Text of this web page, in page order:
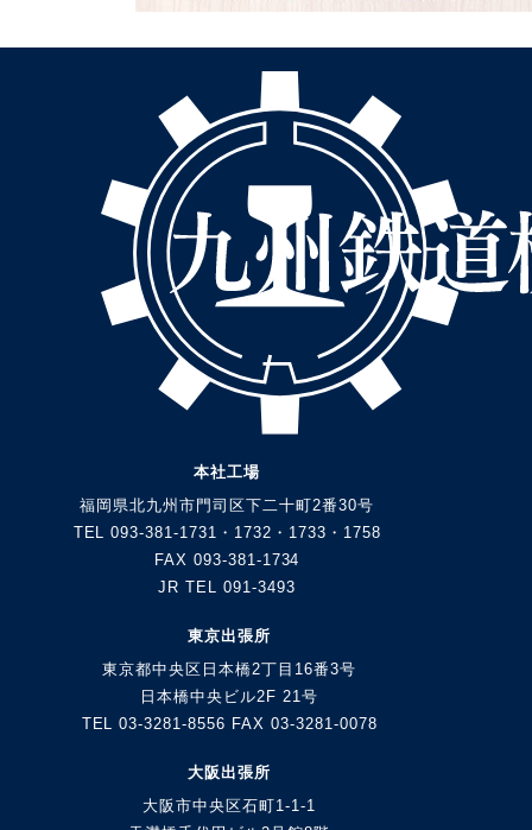
本社工場
福岡県北九州市門司区下二十町2番30号
TEL 093-381-1731・1732・1733・1758
FAX 093-381-1734
JR TEL 091-3493
東京出張所
東京都中央区日本橋2丁目16番3号
日本橋中央ビル2F 21号
TEL 03-3281-8556 FAX 03-3281-0078
大阪出張所
大阪市中央区石町1-1-1